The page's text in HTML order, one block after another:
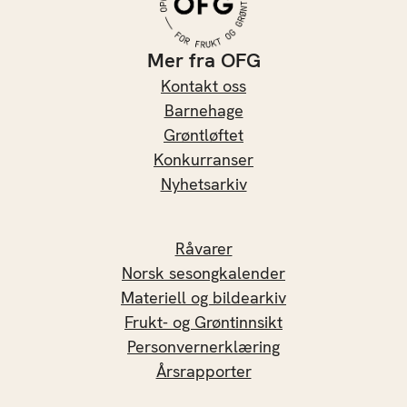
Mer fra OFG
Kontakt oss
Barnehage
Grøntløftet
Konkurranser
Nyhetsarkiv
Råvarer
Norsk sesongkalender
Materiell og bildearkiv
Frukt- og Grøntinnsikt
Personvernerklæring
Årsrapporter